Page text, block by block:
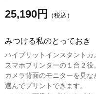
25,190円 （税込）
みつける私のとっておき
ハイブリットインスタント
スマホプリンターの１台２役。
カメラ背面のモニターを見
選んでプリントできます。